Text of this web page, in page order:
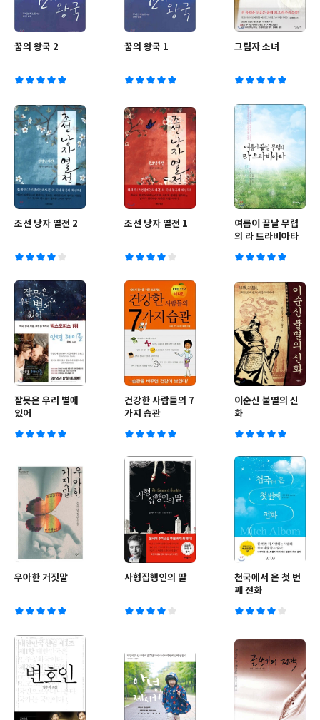
꿈의 왕국 2 꿈의 왕국 1 그림자 소녀
조선 낭자 열전 2 조선 낭자 열전 1
여름이 끝날 무렵
의 라 트라비아타
잘못은 우리 별에
있어
건강한 사람들의 7
가지 습관
이순신 불멸의 신
화
우아한 거짓말 사형집행인의 딸
천국에서 온 첫 번
째 전화